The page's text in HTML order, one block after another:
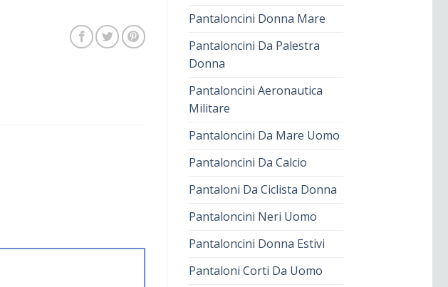
Pantaloncini Donna Mare
Pantaloncini Da Palestra
Donna
Pantaloncini Aeronautica
Militare
Pantaloncini Da Mare Uomo
Pantaloncini Da Calcio
Pantaloni Da Ciclista Donna
Pantaloncini Neri Uomo
Pantaloncini Donna Estivi
Pantaloni Corti Da Uomo